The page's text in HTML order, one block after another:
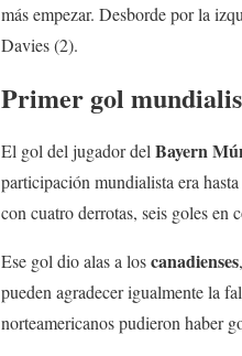
más empezar. Desborde por la
Davies (2).
Primer gol
El gol del jugador del Bayern
participación mundialista era
con cuatro derrotas, seis goles en
Ese gol dio alas a loscanadienses
pueden agradecer igualmente la
norteamericanos pudieron haber